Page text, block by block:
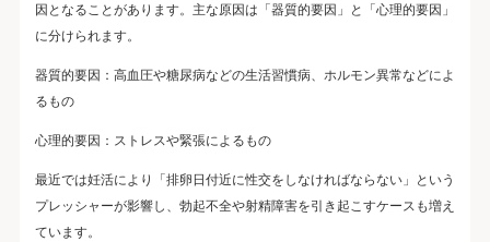
因となることがあります。主な原因は「器質的要因」と「心理的要因」
に分けられます。
器質的要因：高血圧や糖尿病などの生活習慣病、ホルモン異常などによ
るもの
心理的要因：ストレスや緊張によるもの
最近では妊活により「排卵日付近に性交をしなければならない」という
プレッシャーが影響し、勃起不全や射精障害を引き起こすケースも増え
ています。